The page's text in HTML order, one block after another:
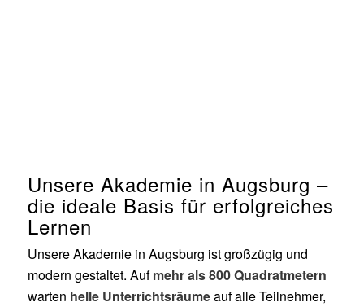
Unsere Akademie in Augsburg –
die ideale Basis für erfolgreiches
Lernen
Unsere Akademie in Augsburg ist großzügig und
modern gestaltet. Aufmehr als 800 Quadratmetern
warten helle Unterrichtsräumeauf alle Teilnehmer,